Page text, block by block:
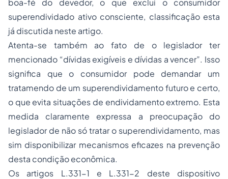
boa-fé do devedor, o que exclui o consumidor
superendividado ativo consciente, classificação esta
já discutida neste artigo.
Atenta-se também ao fato de o legislador ter
mencionado “dívidas exigíveis e dívidas a vencer”. Isso
significa que o consumidor pode demandar um
tratamendo de um superendividamento futuro e certo,
o que evita situações de endividamento extremo. Esta
medida claramente expressa a preocupação do
legislador de não só tratar o superendividamento, mas
sim disponibilizar mecanismos eficazes na prevenção
desta condição econômica.
Os artigos L.331-1 e L.331-2 deste dispositivo